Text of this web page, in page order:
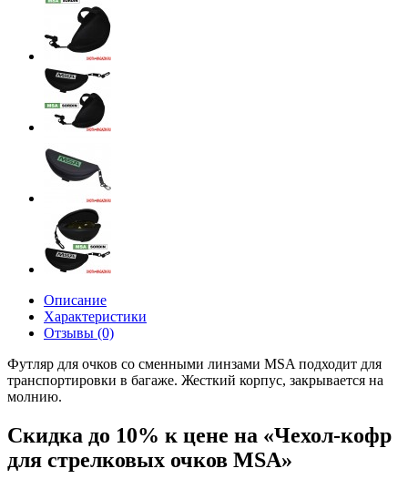
Описание
Характеристики
Отзывы (0)
Футляр для очков со сменными линзами MSA подходит для
транспортировки в багаже. Жесткий корпус, закрывается на
молнию.
Скидка до 10% к цене на «Чехол-кофр
для стрелковых очков MSA»